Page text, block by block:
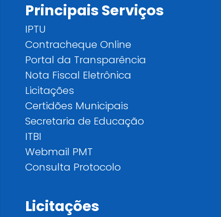
Principais Serviços
IPTU
Contracheque Online
Portal da Transparência
Nota Fiscal Eletrônica
Licitações
Certidões Municipais
Secretaria de Educação
ITBI
Webmail PMT
Consulta Protocolo
Licitações